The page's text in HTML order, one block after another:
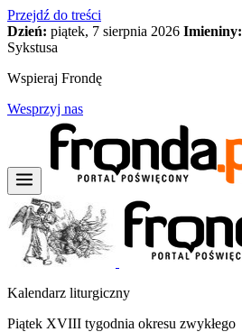
Przejdź do treści
Dzień: piątek, 7 sierpnia 2026 Imieniny:
Sykstusa
Wspieraj Frondę
Wesprzyj nas
Kalendarz liturgiczny
Piątek XVIII tygodnia okresu zwykłego